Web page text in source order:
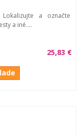
a označte
a iné....
25,83 €